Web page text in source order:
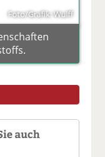
Foto/Grafik: Wulff
auch